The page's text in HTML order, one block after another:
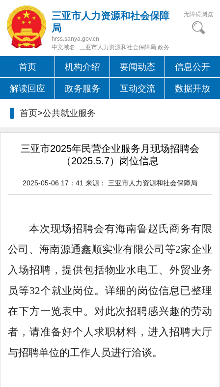
三亚市人力资源和社会保障
局
hrss.sanya.gov.cn
中文域名 : 三亚市人力资源和社会保障局.政务
无障碍浏览
首页 机构介绍 要闻动态 信息公开
解读回应 政务服务 互动交流 数据开放
首页>公共就业服务
三亚市2025年民营企业服务月现场招聘会
（2025.5.7）岗位信息
2025-05-06 17：41 来源： 三亚市人力资源和社会保障局
本次现场招聘会有海南鲁赵氏商务有限
公司、海南源通鑫顺实业有限公司等2家企业
入场招聘，提供包括物业水电工、外贸业务
员等32个就业岗位。详细的岗位信息已整理
在下方一览表中。对此次招聘感兴趣的劳动
者，请准备好个人求职材料，进入招聘大厅
与招聘单位的工作人员进行洽谈。